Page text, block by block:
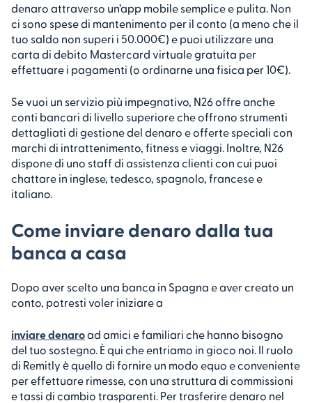
denaro attraverso un’app mobile semplice e pulita. Non
ci sono spese di mantenimento per il conto (a meno che il
tuo saldo non superi i 50.000€) e puoi utilizzare una
carta di debito Mastercard virtuale gratuita per
effettuare i pagamenti (o ordinarne una fisica per 10€).
Se vuoi un servizio più impegnativo, N26 offre anche
conti bancari di livello superiore che offrono strumenti
dettagliati di gestione del denaro e offerte speciali con
marchi di intrattenimento, fitness e viaggi. Inoltre, N26
dispone di uno staff di assistenza clienti con cui puoi
chattare in inglese, tedesco, spagnolo, francese e
italiano.
Come inviare denaro dalla tua
banca a casa
Dopo aver scelto una banca in Spagna e aver creato un
conto, potresti voler iniziare a
inviare denaroad amici e familiari che hanno bisogno
del tuo sostegno. È qui che entriamo in gioco noi. Il ruolo
di Remitly è quello di fornire un modo equo e conveniente
per effettuare rimesse, con una struttura di commissioni
e tassi di cambio trasparenti. Per trasferire denaro nel